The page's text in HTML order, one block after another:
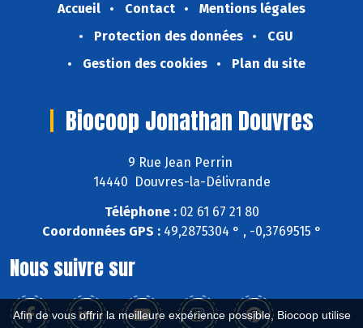
Afin de vous offrir la meilleure expérience possible, Biocoop utilise
Accueil Contact
Mentions légales
Protection des données
CGU
Gestion des cookies
Plan du site
Biocoop Jonathan Douvres
9 Rue Jean Perrin
14440 Douvres-la-Délivrande
Téléphone :02 61 67 21 80
Coordonnées GPS :49,2875304 ° , -0,3769515 °
Nous suivre sur